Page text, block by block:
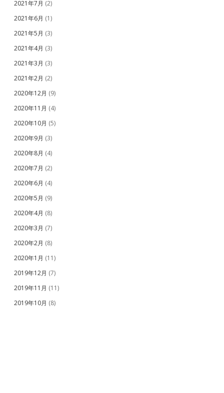
2021年7月 (2)
2021年6月 (1)
2021年5月 (3)
2021年4月 (3)
2021年3月 (3)
2021年2月 (2)
2020年12月 (9)
2020年11月 (4)
2020年10月 (5)
2020年9月 (3)
2020年8月 (4)
2020年7月 (2)
2020年6月 (4)
2020年5月 (9)
2020年4月 (8)
2020年3月 (7)
2020年2月 (8)
2020年1月 (11)
2019年12月 (7)
2019年11月 (11)
2019年10月 (8)